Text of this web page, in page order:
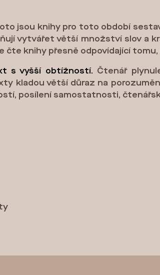
jsou knihy pro toto období
vytvářet větší množství slov a
čte knihy přesně odpovídající
s vyšší obtížností. Čtenář
kladou větší důraz na
posílení samostatnosti,